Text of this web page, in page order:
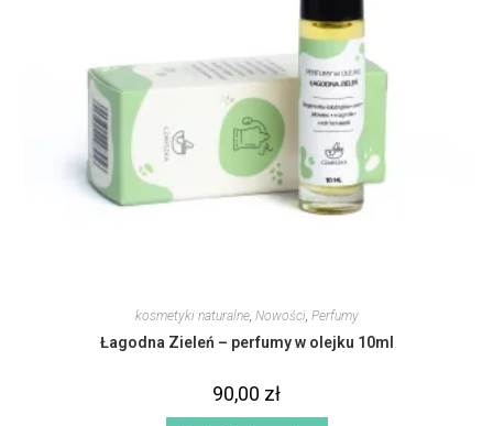
kosmetyki naturalne, Nowości, Perfumy
Łagodna Zieleń – perfumy w olejku 10ml
90,00 zł